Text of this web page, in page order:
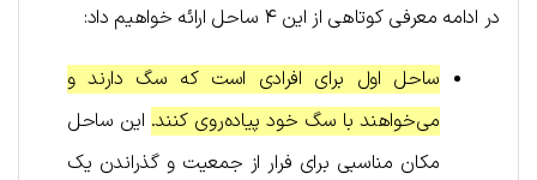
در ادامه معرفی کوتاهی از این ۴ ساحل ارائه خواهیم داد:
ساحل اول برای افرادی است که سگ دارند و
می‌خواهند با سگ خود پیاده‌روی کنند. این ساحل
مکان مناسبی برای فرار از جمعیت و گذراندن یک